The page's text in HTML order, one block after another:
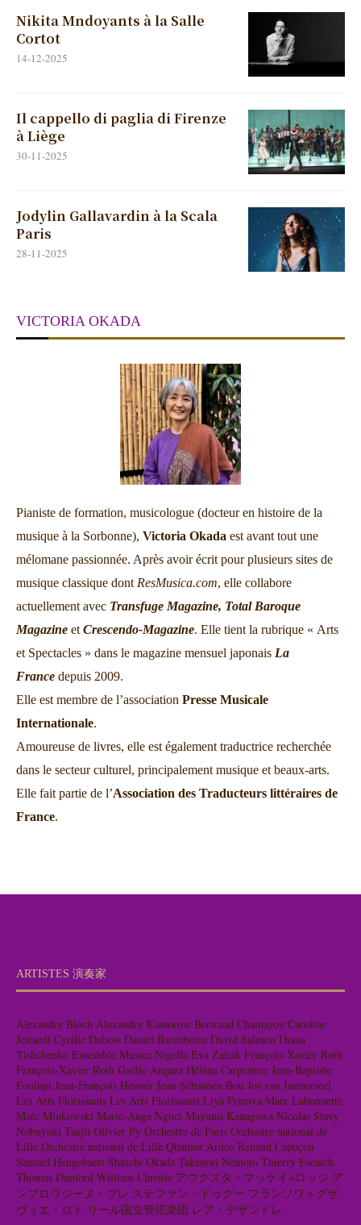
Nikita Mndoyants à la Salle
Cortot
14-12-2025
Il cappello di paglia di Firenze
à Liège
30-11-2025
Jodylin Gallavardin à la Scala
Paris
28-11-2025
VICTORIA OKADA
Pianiste de formation, musicologue (docteur en histoire de la
musique à la Sorbonne), Victoria Okada est avant tout une
mélomane passionnée. Après avoir écrit pour plusieurs sites de
musique classique dont ResMusica.com, elle collabore
actuellement avec Transfuge Magazine, Total Baroque
Magazine et Crescendo-Magazine. Elle tient la rubrique « Arts
et Spectacles » dans le magazine mensuel japonais La
France depuis 2009.
Elle est membre de l’association Presse Musicale
Internationale.
Amoureuse de livres, elle est également traductrice recherchée
dans le secteur culturel, principalement musique et beaux-arts.
Elle fait partie de l’Association des Traducteurs littéraires de
France.
ARTISTES 演奏家
Alexandre Bloch Alexandre Kantorow Bertrand Chamayou Caroline
Jestaedt Cyrille Dubois Daniel Barenboim David Salmon Diana
Tishchenko Ensemble Musica Nigella Eva Zaïcik François-Xavier Roth
François-Xavier Roth Gaëlle Arquez Hélène Carpentier Jean-Baptiste
Fonlupt Jean-François Heisser Jean-Sébastien Bou Jos van Immerseel
Les Arts Florissants Les Arts Florissants Liya Petrova Marc Labonnette
Marc Minkowski Marie-Ange Nguci Mayumi Kanagawa Nicolas Stavy
Nobuyuki Tsujii Olivier Py Orchestre de Paris Orchestre national de
Lille Orchestre national de Lille Quatuor Ardeo Renaud Capuçon
Samuel Hengebaert Shuichi Okada Takénori Némoto Thierry Escaich
Thomas Dunford William Christie アウグスタ・マッケイ=ロッジ ア
ンブロワジーヌ・ブレ ステファン・ドゥグー フランソワ＝グザ
ヴィエ・ロト リール国立管弦楽団 レア・デザンドレ